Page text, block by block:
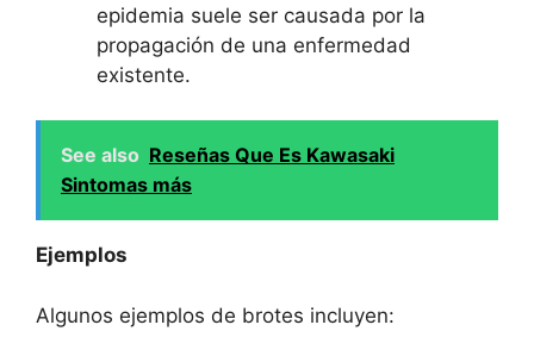
epidemia suele ser causada por la
propagación de una enfermedad
existente.
See also Reseñas Que Es Kawasaki
Sintomas más
Ejemplos
Algunos ejemplos de brotes incluyen: